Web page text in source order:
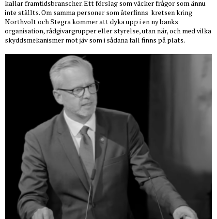
kallar framtidsbranscher. Ett förslag som väcker frågor som ännu
inte ställts. Om samma personer som återfinns kretsen kring
Northvolt och Stegra kommer att dyka upp i en ny banks
organisation, rådgivargrupper eller styrelse, utan när, och med vilka
skyddsmekanismer mot jäv som i sådana fall finns på plats.